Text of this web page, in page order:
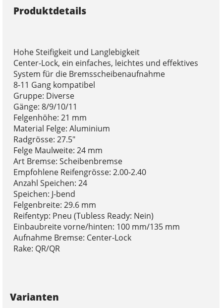
Produktdetails
Hohe Steifigkeit und Langlebigkeit
Center-Lock, ein einfaches, leichtes und effektives
System für die Bremsscheibenaufnahme
8-11 Gang kompatibel
Gruppe: Diverse
Gänge: 8/9/10/11
Felgenhöhe: 21 mm
Material Felge: Aluminium
Radgrösse: 27.5"
Felge Maulweite: 24 mm
Art Bremse: Scheibenbremse
Empfohlene Reifengrösse: 2.00-2.40
Anzahl Speichen: 24
Speichen: J-bend
Felgenbreite: 29.6 mm
Reifentyp: Pneu (Tubless Ready: Nein)
Einbaubreite vorne/hinten: 100 mm/135 mm
Aufnahme Bremse: Center-Lock
Rake: QR/QR
Varianten